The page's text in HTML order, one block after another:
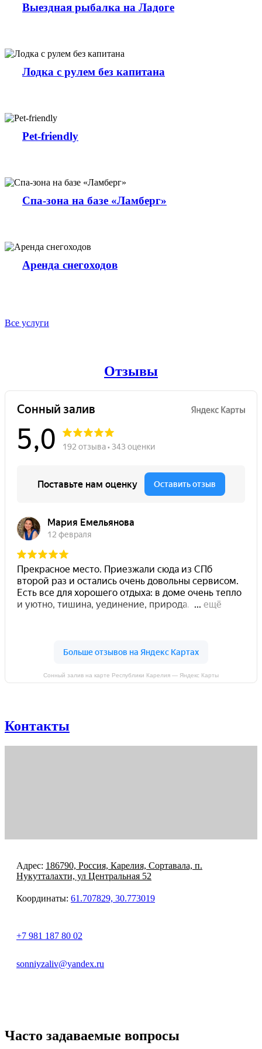
Выездная рыбалка на Ладоге
Лодка с рулем без капитана
Pet-friendly
Спа-зона на базе «Ламберг»
Аренда снегоходов
Все услуги
Отзывы
Сонный залив на карте Республики Карелия — Яндекс Карты
Контакты
Адрес: 186790, Россия, Карелия, Сортавала, п.
Нукутталахти, ул Центральная 52
Координаты: 61.707829, 30.773019
+7 981 187 80 02
sonniyzaliv@yandex.ru
Часто задаваемые вопросы